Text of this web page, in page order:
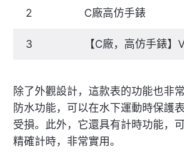
2 C廠高仿手錶
3 【C廠，高仿手錶
除了外觀設計，這款表的功能也非
防水功能，可以在水下運動時保護
受損。此外，它還具有計時功能，
精確計時，非常實用。